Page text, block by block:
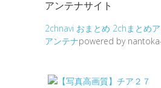
アンテナサイト
2chnavi おまとめ 2chまとめ
アンテナpowered by